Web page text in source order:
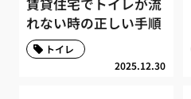
賃貸住宅でトイレが流
れない時の正しい手順
2025.12.30
トイレ